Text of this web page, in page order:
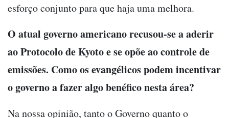
esforço conjunto para que haja uma melhora.
O atual governo americano recusou-se a aderir
ao Protocolo de Kyoto e se opõe ao controle de
emissões. Como os evangélicos podem incentivar
o governo a fazer algo benéfico nesta área?
Na nossa opinião, tanto o Governo quanto o